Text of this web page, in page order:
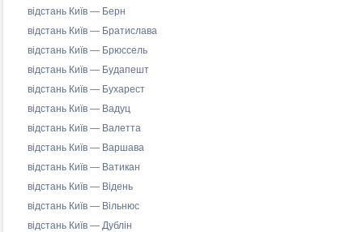
відстань Київ — Берн
відстань Київ — Братислава
відстань Київ — Брюссель
відстань Київ — Будапешт
відстань Київ — Бухарест
відстань Київ — Вадуц
відстань Київ — Валетта
відстань Київ — Варшава
відстань Київ — Ватикан
відстань Київ — Відень
відстань Київ — Вільнюс
відстань Київ — Дублін